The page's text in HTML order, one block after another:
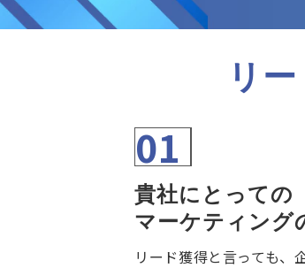
リ
01
貴社にとっての
マーケティング
リード獲得と言っても、